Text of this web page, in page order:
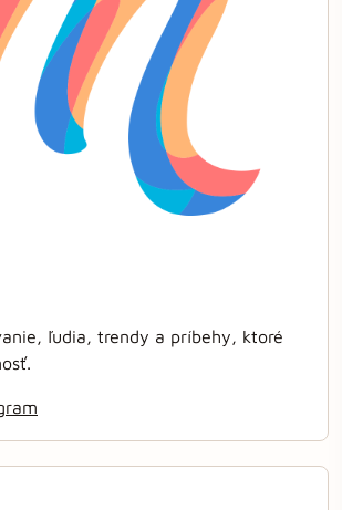
ľudia, trendy a príbehy, ktoré